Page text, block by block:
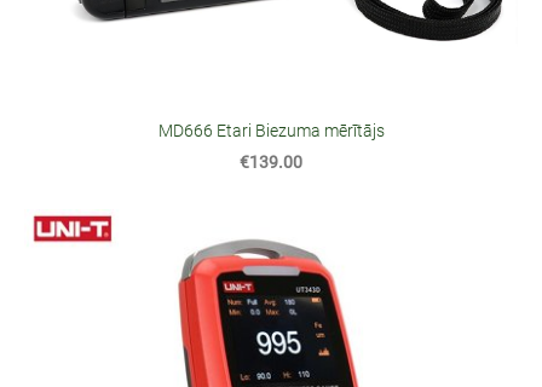
MD666 Etari Biezuma mērītājs
€139.00